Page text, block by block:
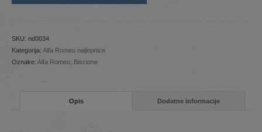
SKU: nd0034
Kategorija: Alfa Romeo naljepnice
Oznake: Alfa Romeo Biscione
Opis Dodatne informacije